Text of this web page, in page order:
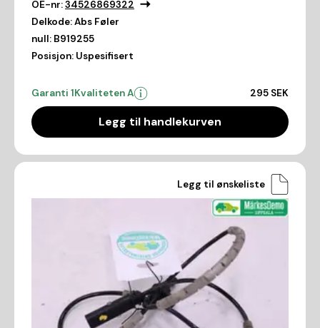
OE-nr:34526869322
Delkode:Abs Føler
null: B919255
Posisjon: Uspesifisert
Garanti 1Kvaliteten A 295 SEK
Legg til handlekurven
Legg til ønskeliste